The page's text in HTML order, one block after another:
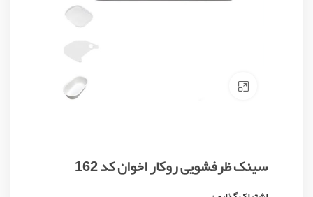
سینک ظرفشویی روکار اخوان کد 162